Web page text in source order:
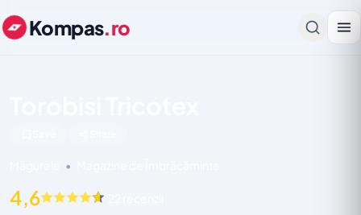
Kompas.ro
•
4,6